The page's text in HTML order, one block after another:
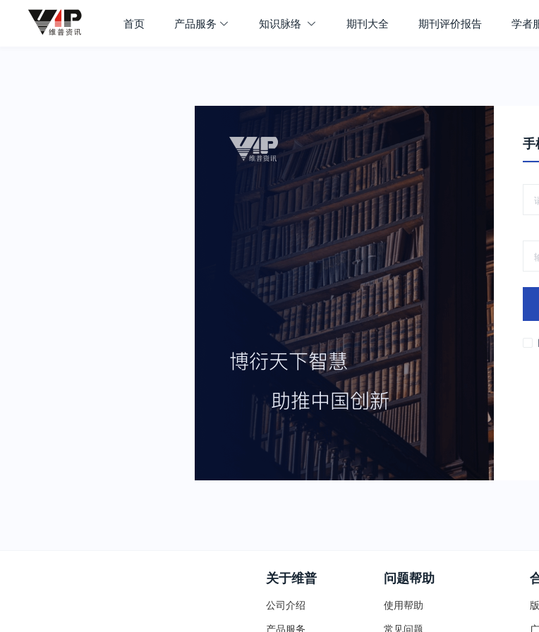
首页 产品服务 知识脉络 期刊大全 期刊评价报告 学者
手
关于维普
公司介绍
产品服务
问题帮助
使用帮助
常见问题